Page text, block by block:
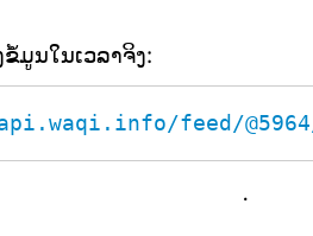
ມູນໃນເວລາຈິງ:
feed/@5964/
.